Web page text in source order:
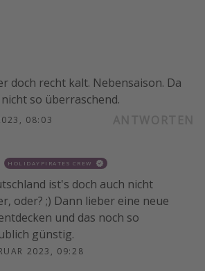
doch recht kalt. Nebensaison. Da
so überraschend.
08:03
HOLIDAYPIRATES CREW
ist's doch auch nicht
oder? ;) Dann lieber eine neue
und das noch so
günstig.
2023, 09:28